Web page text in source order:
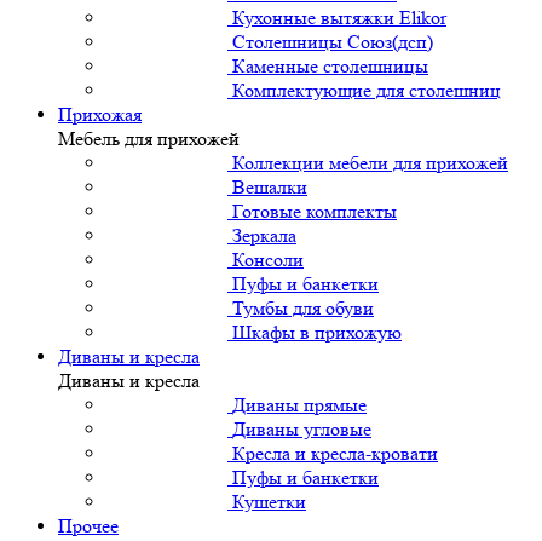
Кухонные вытяжки Elikor
Столешницы Союз(дсп)
Каменные столешницы
Комплектующие для столешниц
Прихожая
Мебель для прихожей
Коллекции мебели для прихожей
Вешалки
Готовые комплекты
Зеркала
Консоли
Пуфы и банкетки
Тумбы для обуви
Шкафы в прихожую
Диваны и кресла
Диваны и кресла
Диваны прямые
Диваны угловые
Кресла и кресла-кровати
Пуфы и банкетки
Кушетки
Прочее